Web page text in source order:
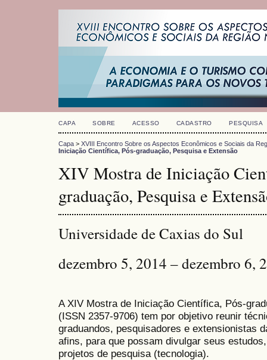
CAPA SOBRE ACESSO CADASTRO PESQUISA
Capa > XVIII Encontro Sobre os Aspectos Econômicos e Sociais da
Iniciação Científica, Pós-graduação, Pesquisa e Extensão
XIV Mostra de Iniciação
graduação, Pesquisa e
Universidade de Caxias do Sul
dezembro 5, 2014 – dezembro 6,
A XIV Mostra de Iniciação Científica, Pós-
(ISSN 2357-9706) tem por objetivo reunir
graduandos, pesquisadores e extensionistas
afins, para que possam divulgar seus
projetos de pesquisa (tecnologia).